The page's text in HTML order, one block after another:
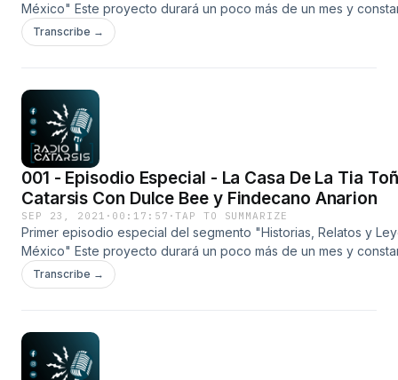
México" Este proyecto durará un poco más de un mes y
pequeños míni episodios, con diferentes leyendas de varios
nuestra república. En este día toca el turno a la Leyenda de "La
grupo de Facebook*
https://www.facebook.com/groups/
*Canal de Telegram* https://t.me/joinchat/QAlEj2upsS4wMTVh
Transcribe →
001 - Episodio Especial - La Casa De La Tia
Catarsis Con Dulce Bee y Findecano Anarion
SEP 23, 2021 · 00:17:57 ·TAP TO SUMMARIZE
Primer episodio especial del segmento "Historias, Relatos y
México" Este proyecto durará un poco más de un mes y
pequeños míni episodios, con diferentes leyendas de varios
nuestra república. En este día toca el turno a la Leyenda de "La
https://www.facebook.com/groups/
*Canal de Telegram* https://t.me/joinchat/QAlEj2upsS4wMTVh
Transcribe →